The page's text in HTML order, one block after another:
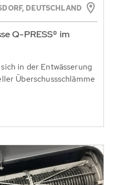
DEUTSCHLAND
Q-PRESS® im
in der Entwässerung
Überschussschlämme